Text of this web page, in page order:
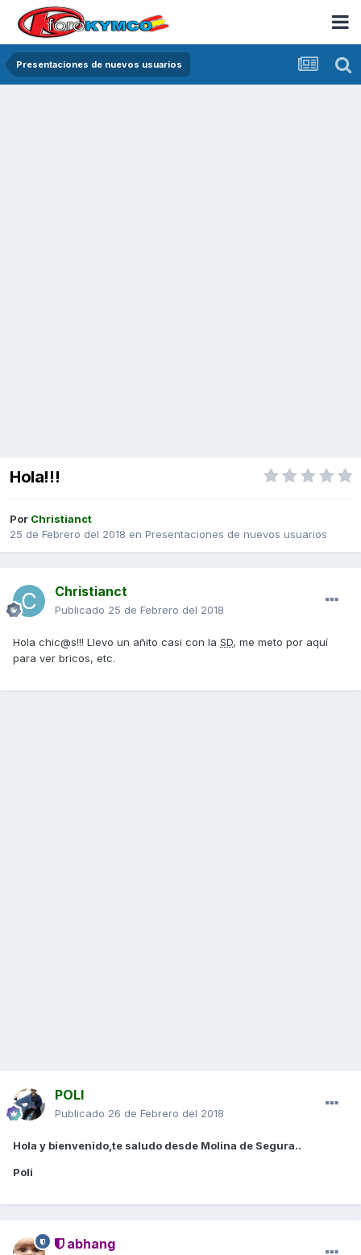
Presentaciones de nuevos usuarios
Hola!!!
Por Christianct
25 de Febrero del 2018 en Presentaciones de nuevos usuarios
Christianct
Publicado 25 de Febrero del 2018
Hola chic@s!!! Llevo un añito casi con la SD, me meto por aquí
para ver bricos, etc.
POLI
Publicado 26 de Febrero del 2018
Hola y bienvenido,te saludo desde Molina de Segura..
Poli
abhang